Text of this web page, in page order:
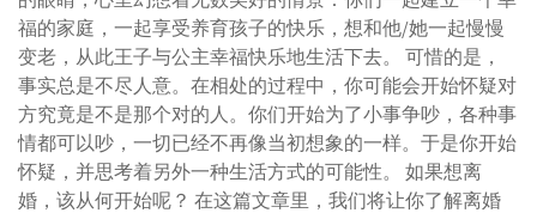
福的家庭，一起享受养育孩子的快乐，想和他/她一起慢慢
变老，从此王子与公主幸福快乐地生活下去。 可惜的是，
事实总是不尽人意。在相处的过程中，你可能会开始怀疑对
方究竟是不是那个对的人。你们开始为了小事争吵，各种事
情都可以吵，一切已经不再像当初想象的一样。于是你开始
怀疑，并思考着另外一种生活方式的可能性。 如果想离
婚，该从何开始呢？ 在这篇文章里，我们将让你了解离婚